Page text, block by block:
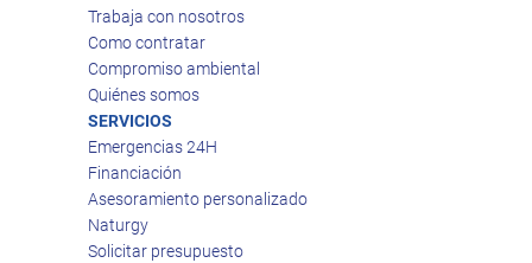
Trabaja con nosotros
Como contratar
Compromiso ambiental
Quiénes somos
SERVICIOS
Emergencias 24H
Financiación
Asesoramiento personalizado
Naturgy
Solicitar presupuesto